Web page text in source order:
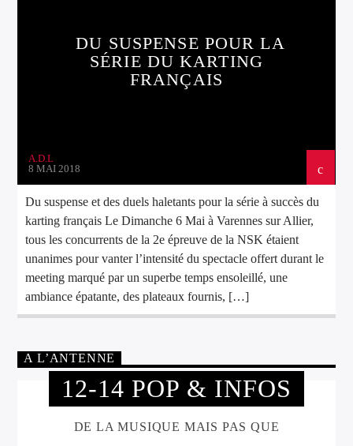
DU SUSPENSE POUR LA
SÉRIE DU KARTING
FRANÇAIS
A.D.L
8 MAI 2018
Du suspense et des duels haletants pour la série à succès du
karting français Le Dimanche 6 Mai à Varennes sur Allier,
tous les concurrents de la 2e épreuve de la NSK étaient
unanimes pour vanter l’intensité du spectacle offert durant le
meeting marqué par un superbe temps ensoleillé, une
ambiance épatante, des plateaux fournis, […]
A L’ANTENNE
12-14 POP & INFOS
DE LA MUSIQUE MAIS PAS QUE